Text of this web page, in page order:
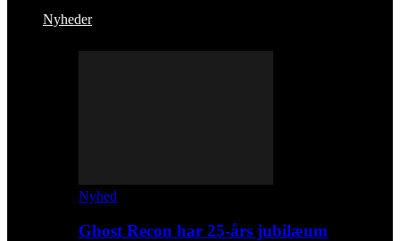
Nyheder
Nyhed
Ghost Recon har 25-års jubilæum